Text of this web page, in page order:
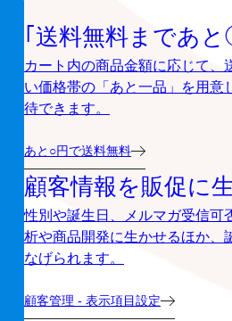
｢送料無料まであ
カート内の商品金額に応じて、
い価格帯の「あと一品」を用意
待できます。
あと○円で送料無料
顧客情報を販促に
性別や誕生日、メルマガ受信可
析や商品開発に生かせるほか、
なげられます。
顧客管理 - 表示項目設定